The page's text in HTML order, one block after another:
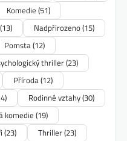
Komedie (51)
(13) Nadpřirozeno(15)
Pomsta(12)
thriller(23)
Příroda(12)
Rodinné vztahy(30)
komedie (19)
(23) Thriller(23)